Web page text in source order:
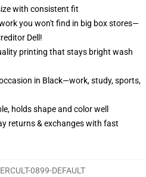
with consistent fit
you won't find in big box stores—
Dell!
printing that stays bright wash
in Black—work, study, sports,
holds shape and color well
returns & exchanges with fast
0899-DEFAULT